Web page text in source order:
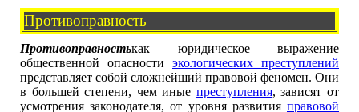
Противоправность
Противоправностькак юридическое выражение
общественной опасности экологических преступлений
представляет собой сложнейший правовой феномен. Они
в большей степени, чем иные преступления, зависят от
усмотрения законодателя, от уровня развития правовой